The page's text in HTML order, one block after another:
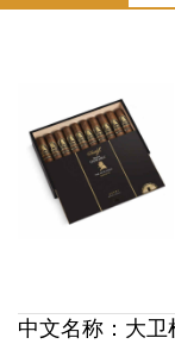
中文名称：大卫